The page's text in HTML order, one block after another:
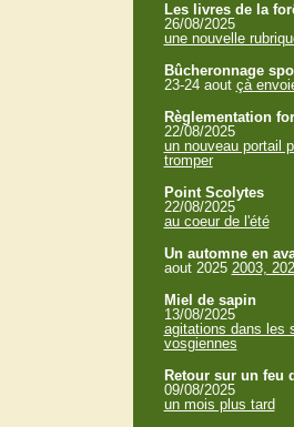
Les livres de la
26/08/2025
une nouvelle
Bûcheronnage
23-24 aout çà
Règlementation
22/08/2025
un nouveau portail
tromper
Point Scolytes
22/08/2025
au coeur de l'été
Un automne en
aout 2025 2003,
Miel de sapin
13/08/2025
agitations dans les
vosgiennes
Retour sur un feu
09/08/2025
un mois plus tard